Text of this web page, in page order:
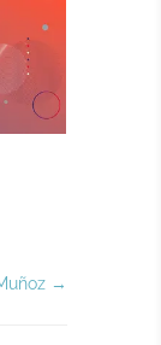
→